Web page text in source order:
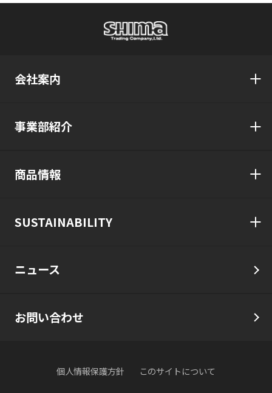
会社案内
事業部紹介
商品情報
SUSTAINABILITY
ニュース
お問い合わせ
個人情報保護方針 このサイトについて